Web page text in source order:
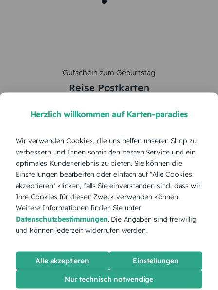
Gutschein zum Geburtstag
Reise Postkarten
Farbe:
Format: Postkarte 105x148 mm
Papierart: Bilderdruck
Stückpreis: 1,55 €
Herzlich willkommen auf Karten-paradies
Wir verwenden Cookies, die uns helfen unseren Shop zu
verbessern und Ihnen somit den besten Service und ein
optimales Kundenerlebnis zu bieten. Sie können die
Einstellungen bearbeiten oder einfach auf "Alle Cookies
akzeptieren" klicken, falls Sie einverstanden sind, dass wir
Ihre Cookies für diesen Zweck verwenden können.
Weitere Informationen finden Sie unter
Datenschutzbestimmungen. Die Angaben sind freiwillig
und können jederzeit widerrufen werden.
Alle akzeptieren Einstellungen
Nur technisch notwendige